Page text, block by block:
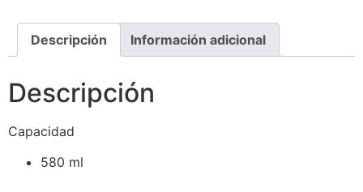
Descripción Información adicional
Descripción
Capacidad
580 ml